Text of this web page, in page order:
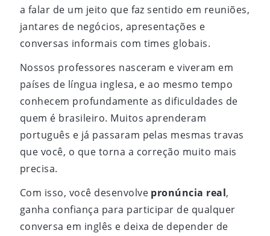
a falar de um jeito que faz sentido em reuniões,
jantares de negócios, apresentações e
conversas informais com times globais.
Nossos professores nasceram e viveram em
países de língua inglesa, e ao mesmo tempo
conhecem profundamente as dificuldades de
quem é brasileiro. Muitos aprenderam
português e já passaram pelas mesmas travas
que você, o que torna a correção muito mais
precisa.
Com isso, você desenvolve pronúncia real,
ganha confiança para participar de qualquer
conversa em inglês e deixa de depender de